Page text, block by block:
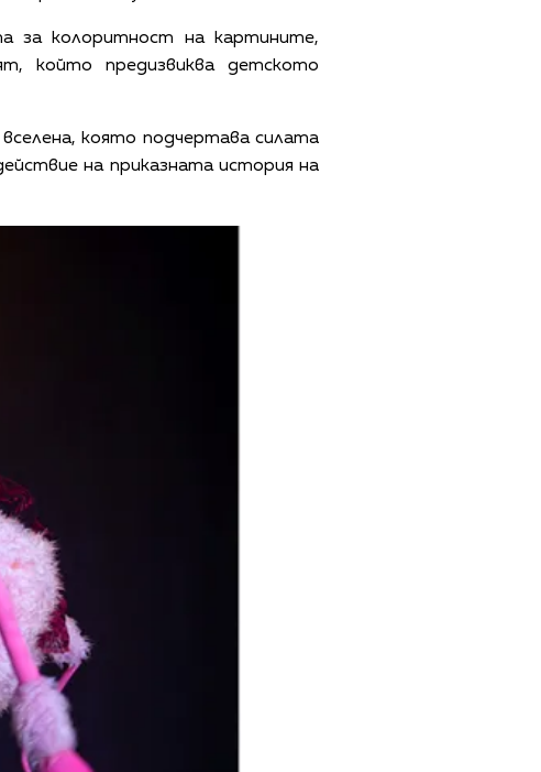
за колоритност на картините,
който предизвиква детското
която подчертава силата
на приказната история на